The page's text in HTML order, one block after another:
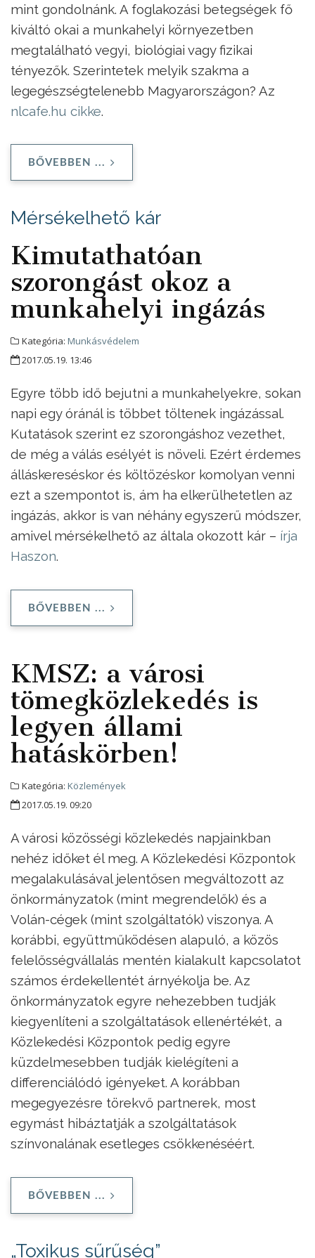
mint gondolnánk. A foglakozási betegségek fő
kiváltó okai a munkahelyi környezetben
megtalálható vegyi, biológiai vagy fizikai
tényezők. Szerintetek melyik szakma a
legegészségtelenebb Magyarországon? Az
nlcafe.hu cikke.
BŐVEBBEN ...
Mérsékelhető kár
Kimutathatóan
szorongást okoz a
munkahelyi ingázás
Kategória: Munkásvédelem
2017.05.19. 13:46
Egyre több idő bejutni a munkahelyekre, sokan
napi egy óránál is többet töltenek ingázással.
Kutatások szerint ez szorongáshoz vezethet,
de még a válás esélyét is növeli. Ezért érdemes
álláskereséskor és költözéskor komolyan venni
ezt a szempontot is, ám ha elkerülhetetlen az
ingázás, akkor is van néhány egyszerű módszer,
amivel mérsékelhető az általa okozott kár – írja
Haszon.
BŐVEBBEN ...
KMSZ: a városi
tömegközlekedés is
legyen állami
hatáskörben!
Kategória: Közlemények
2017.05.19. 09:20
A városi közösségi közlekedés napjainkban
nehéz időket él meg. A Közlekedési Központok
megalakulásával jelentősen megváltozott az
önkormányzatok (mint megrendelők) és a
Volán-cégek (mint szolgáltatók) viszonya. A
korábbi, együttműködésen alapuló, a közös
felelősségvállalás mentén kialakult kapcsolatot
számos érdekellentét árnyékolja be. Az
önkormányzatok egyre nehezebben tudják
kiegyenlíteni a szolgáltatások ellenértékét, a
Közlekedési Központok pedig egyre
küzdelmesebben tudják kielégíteni a
differenciálódó igényeket. A korábban
megegyezésre törekvő partnerek, most
egymást hibáztatják a szolgáltatások
színvonalának esetleges csökkenéséért.
BŐVEBBEN ...
„Toxikus sűrűség”